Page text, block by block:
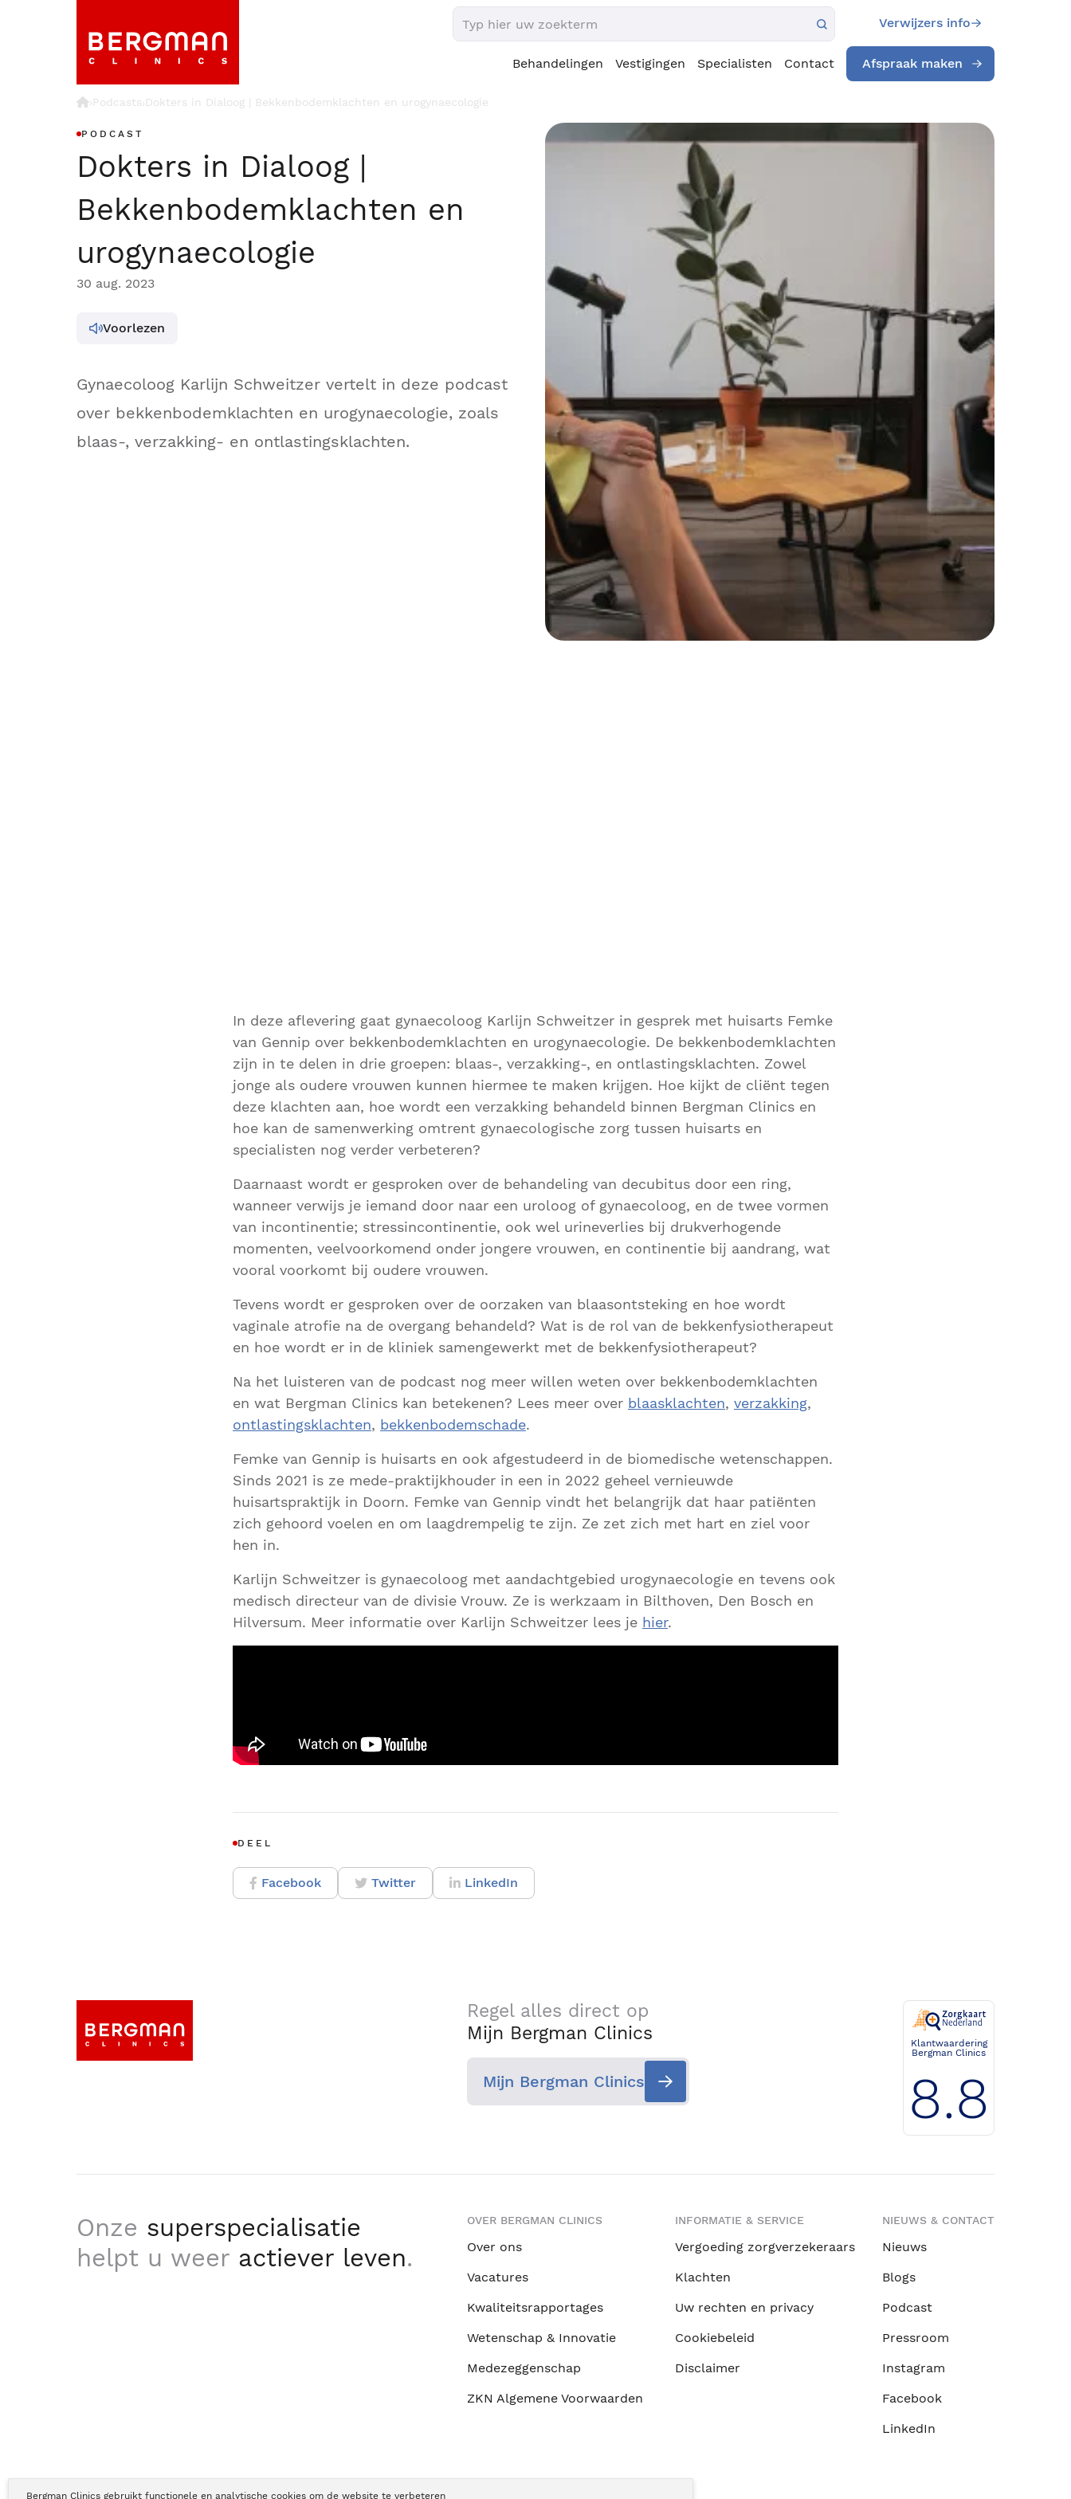
Bergman Clinics gebruikt functionele en analytische cookies om de website te verbeteren
Verwijzers info
Behandelingen Vestigingen Specialisten Contact Afspraak maken
›Podcasts›Dokters in Dialoog | Bekkenbodemklachten en urogynaecologie
PODCAST
Dokters in Dialoog |
Bekkenbodemklachten en
urogynaecologie
30 aug. 2023
Voorlezen
Gynaecoloog Karlijn Schweitzer vertelt in deze podcast
over bekkenbodemklachten en urogynaecologie, zoals
blaas-, verzakking- en ontlastingsklachten.
In deze aflevering gaat gynaecoloog Karlijn Schweitzer in gesprek met huisarts Femke
van Gennip over bekkenbodemklachten en urogynaecologie. De bekkenbodemklachten
zijn in te delen in drie groepen: blaas-, verzakking-, en ontlastingsklachten. Zowel
jonge als oudere vrouwen kunnen hiermee te maken krijgen. Hoe kijkt de cliënt tegen
deze klachten aan, hoe wordt een verzakking behandeld binnen Bergman Clinics en
hoe kan de samenwerking omtrent gynaecologische zorg tussen huisarts en
specialisten nog verder verbeteren?
Daarnaast wordt er gesproken over de behandeling van decubitus door een ring,
wanneer verwijs je iemand door naar een uroloog of gynaecoloog, en de twee vormen
van incontinentie; stressincontinentie, ook wel urineverlies bij drukverhogende
momenten, veelvoorkomend onder jongere vrouwen, en continentie bij aandrang, wat
vooral voorkomt bij oudere vrouwen.
Tevens wordt er gesproken over de oorzaken van blaasontsteking en hoe wordt
vaginale atrofie na de overgang behandeld? Wat is de rol van de bekkenfysiotherapeut
en hoe wordt er in de kliniek samengewerkt met de bekkenfysiotherapeut?
Na het luisteren van de podcast nog meer willen weten over bekkenbodemklachten
en wat Bergman Clinics kan betekenen? Lees meer over blaasklachten, verzakking,
ontlastingsklachten, bekkenbodemschade.
Femke van Gennip is huisarts en ook afgestudeerd in de biomedische wetenschappen.
Sinds 2021 is ze mede-praktijkhouder in een in 2022 geheel vernieuwde
huisartspraktijk in Doorn. Femke van Gennip vindt het belangrijk dat haar patiënten
zich gehoord voelen en om laagdrempelig te zijn. Ze zet zich met hart en ziel voor
hen in.
Karlijn Schweitzer is gynaecoloog met aandachtgebied urogynaecologie en tevens ook
medisch directeur van de divisie Vrouw. Ze is werkzaam in Bilthoven, Den Bosch en
Hilversum. Meer informatie over Karlijn Schweitzer lees je hier.
DEEL
Facebook Twitter LinkedIn
Regel alles direct op
Mijn Bergman Clinics
Mijn Bergman Clinics
Klantwaardering
Bergman Clinics
8.8
Onze superspecialisatie
helpt u weer actiever leven.
OVER BERGMAN CLINICS
Over ons
Vacatures
Kwaliteitsrapportages
Wetenschap & Innovatie
Medezeggenschap
ZKN Algemene Voorwaarden
INFORMATIE & SERVICE
Vergoeding zorgverzekeraars
Klachten
Uw rechten en privacy
Cookiebeleid
Disclaimer
NIEUWS & CONTACT
Nieuws
Blogs
Podcast
Pressroom
Instagram
Facebook
LinkedIn